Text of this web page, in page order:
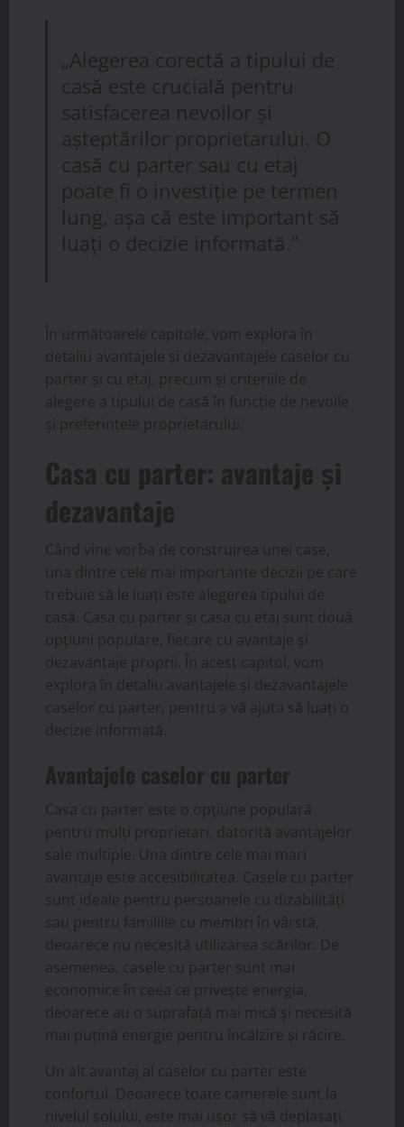
„Alegerea corectă a tipului de
casă este crucială pentru
satisfacerea nevoilor și
așteptărilor proprietarului. O
casă cu parter sau cu etaj
poate fi o investiție pe termen
lung, așa că este important să
luați o decizie informată.”
În următoarele capitole, vom explora în
detaliu avantajele și dezavantajele caselor cu
parter și cu etaj, precum și criteriile de
alegere a tipului de casă în funcție de nevoile
și preferințele proprietarului.
Casa cu parter: avantaje și
dezavantaje
Când vine vorba de construirea unei case,
una dintre cele mai importante decizii pe care
trebuie să le luați este alegerea tipului de
casă. Casa cu parter și casa cu etaj sunt două
opțiuni populare, fiecare cu avantaje și
dezavantaje proprii. În acest capitol, vom
explora în detaliu avantajele și dezavantajele
caselor cu parter, pentru a vă ajuta să luați o
decizie informată.
Avantajele caselor cu parter
Casa cu parter este o opțiune populară
pentru mulți proprietari, datorită avantajelor
sale multiple. Una dintre cele mai mari
avantaje este accesibilitatea. Casele cu parter
sunt ideale pentru persoanele cu dizabilități
sau pentru familiile cu membri în vârstă,
deoarece nu necesită utilizarea scărilor. De
asemenea, casele cu parter sunt mai
economice în ceea ce privește energia,
deoarece au o suprafață mai mică și necesită
mai puțină energie pentru încălzire și răcire.
Un alt avantaj al caselor cu parter este
confortul. Deoarece toate camerele sunt la
nivelul solului, este mai ușor să vă deplasați